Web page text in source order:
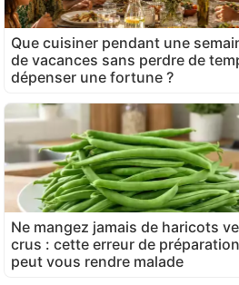
Que cuisiner pendant une
de vacances sans perdre de
dépenser une fortune ?
Ne mangez jamais de haricots
crus : cette erreur de préparation
peut vous rendre malade